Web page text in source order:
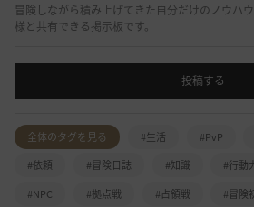
冒険しながら積み上げてきた自分だけのノウハ
様と共有できる掲示板です。
投稿する
全体のタグを見る #生活 #PvP
#依頼
#冒険日誌 #知識 #行動
#NPC
#拠点戦 #占領戦 #冒険